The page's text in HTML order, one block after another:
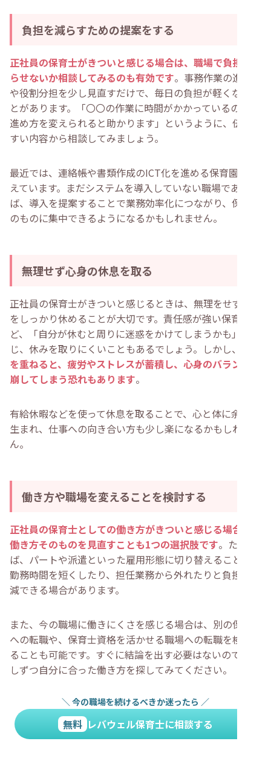
負担を減らすための提案をする
正社員の保育士がきついと感じる場合は、職場で負担を減
らせないか相談してみるのも有効です。事務作業の進め方
や役割分担を少し見直すだけで、毎日の負担が軽くなるこ
とがあります。「〇〇の作業に時間がかかっているので、
進め方を変えられると助かります」というように、伝えや
すい内容から相談してみましょう。
最近では、連絡帳や書類作成のICT化を進める保育園も増
えています。まだシステムを導入していない職場であれ
ば、導入を提案することで業務効率化につながり、保育そ
のものに集中できるようになるかもしれません。
無理せず心身の休息を取る
正社員の保育士がきついと感じるときは、無理をせず心身
をしっかり休めることが大切です。責任感が強い保育士ほ
ど、「自分が休むと周りに迷惑をかけてしまうかも」と感
じ、休みを取りにくいこともあるでしょう。しかし、
を重ねると、疲労やストレスが蓄積し、心身のバランスを
崩してしまう恐れもあります。
有給休暇などを使って休息を取ることで、心と体に余裕が
生まれ、仕事への向き合い方も少し楽になるかもしれませ
ん。
働き方や職場を変えることを検討する
正社員の保育士としての働き方がきついと感じる場合は、
働き方そのものを見直すことも1つの選択肢です。たとえ
ば、パートや派遣といった雇用形態に切り替えることで、
勤務時間を短くしたり、担任業務から外れたりと負担を軽
減できる場合があります。
また、今の職場に働きにくさを感じる場合は、別の保育園
への転職や、保育士資格を活かせる職場への転職を検討す
ることも可能です。すぐに結論を出す必要はないので、少
しずつ自分に合った働き方を探してみてください。
＼ 今の職場を続けるべきか迷ったら ／
無料 レバウェル保育士に相談する